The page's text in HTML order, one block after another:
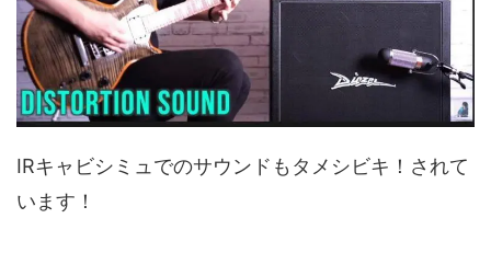
IRキャビシミュでのサウンドもタメシビキ！されて
います！